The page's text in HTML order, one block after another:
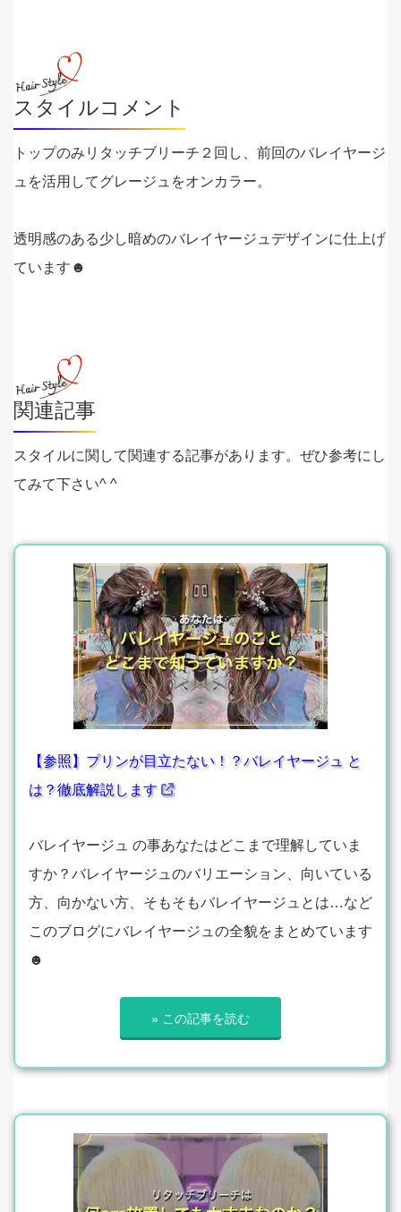
スタイルコメント
トップのみリタッチブリーチ２回し、前回のバレイヤージ
ュを活用してグレージュをオンカラー。
透明感のある少し暗めのバレイヤージュデザインに仕上げ
ています☻
関連記事
スタイルに関して関連する記事があります。ぜひ参考にし
てみて下さい^ ^
【参照】プリンが目立たない！？バレイヤージュ と
は？徹底解説します
バレイヤージュ の事あなたはどこまで理解していま
すか？バレイヤージュのバリエーション、向いている
方、向かない方、そもそもバレイヤージュとは…など
このブログにバレイヤージュの全貌をまとめています
☻
» この記事を読む